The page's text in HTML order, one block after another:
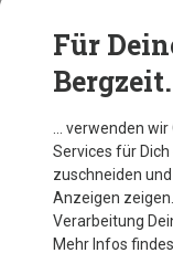
Du sparst 68%
Für
… verwenden
Services für
zuschneiden
Anzeigen
Verarbeitung
Mehr Infos